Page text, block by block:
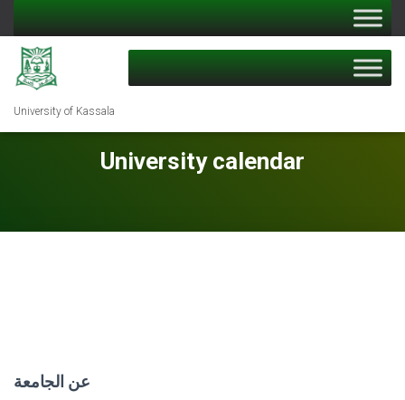
University of Kassala
University calendar
عن الجامعة